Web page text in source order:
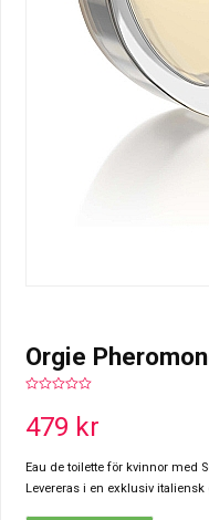
Orgie
of
479 kr
Eau de toilette för kvinnor med
Levereras i en exklusiv